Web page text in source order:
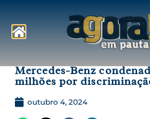
Mercedes-Benz
milhões por
outubro 4, 2024